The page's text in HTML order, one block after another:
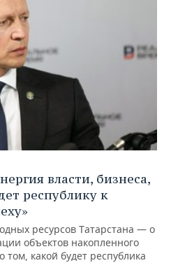
власти, бизнеса,
республику к
ресурсов Татарстана — о
объектов накопленного
какой будет республика